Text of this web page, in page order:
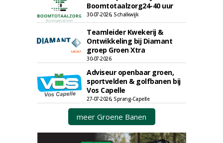
Boomtotaalzorg24-40 uur
30-07-2026, Schalkwijk
Teamleider Kwekerij &
Ontwikkeling bij Diamant
groep Groen Xtra
30-07-2026
Adviseur openbaar groen,
sportvelden & golfbanen bij
Vos Capelle
27-07-2026, Sprang-Capelle
meer Groene Banen